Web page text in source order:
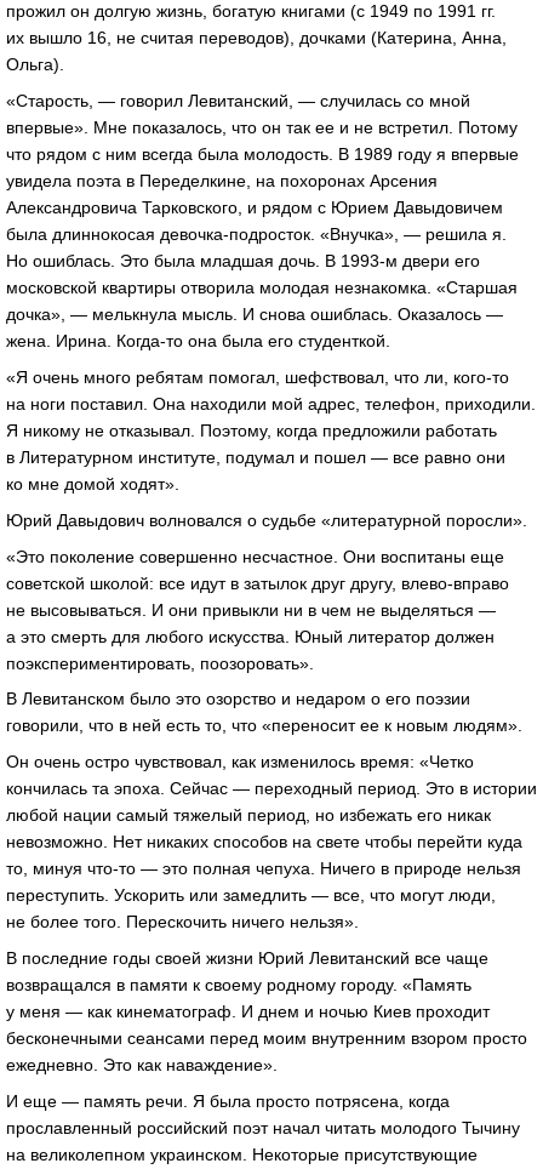
прожил он долгую жизнь, богатую книгами (с 1949 по 1991 гг.
их вышло 16, не считая переводов), дочками (Катерина, Анна,
Ольга).
«Старость, — говорил Левитанский, — случилась со мной
впервые». Мне показалось, что он так ее и не встретил. Потому
что рядом с ним всегда была молодость. В 1989 году я впервые
увидела поэта в Переделкине, на похоронах Арсения
Александровича Тарковского, и рядом с Юрием Давыдовичем
была длиннокосая девочка-подросток. «Внучка», — решила я.
Но ошиблась. Это была младшая дочь. В 1993-м двери его
московской квартиры отворила молодая незнакомка. «Старшая
дочка», — мелькнула мысль. И снова ошиблась. Оказалось —
жена. Ирина. Когда-то она была его студенткой.
«Я очень много ребятам помогал, шефствовал, что ли, кого-то
на ноги поставил. Она находили мой адрес, телефон, приходили.
Я никому не отказывал. Поэтому, когда предложили работать
в Литературном институте, подумал и пошел — все равно они
ко мне домой ходят».
Юрий Давыдович волновался о судьбе «литературной поросли».
«Это поколение совершенно несчастное. Они воспитаны еще
советской школой: все идут в затылок друг другу, влево-вправо
не высовываться. И они привыкли ни в чем не выделяться —
а это смерть для любого искусства. Юный литератор должен
поэкспериментировать, поозоровать».
В Левитанском было это озорство и недаром о его поэзии
говорили, что в ней есть то, что «переносит ее к новым людям».
Он очень остро чувствовал, как изменилось время: «Четко
кончилась та эпоха. Сейчас — переходный период. Это в истории
любой нации самый тяжелый период, но избежать его никак
невозможно. Нет никаких способов на свете чтобы перейти куда
то, минуя что-то — это полная чепуха. Ничего в природе нельзя
переступить. Ускорить или замедлить — все, что могут люди,
не более того. Перескочить ничего нельзя».
В последние годы своей жизни Юрий Левитанский все чаще
возвращался в памяти к своему родному городу. «Память
у меня — как кинематограф. И днем и ночью Киев проходит
бесконечными сеансами перед моим внутренним взором просто
ежедневно. Это как наваждение».
И еще — память речи. Я была просто потрясена, когда
прославленный российский поэт начал читать молодого Тычину
на великолепном украинском. Некоторые присутствующие